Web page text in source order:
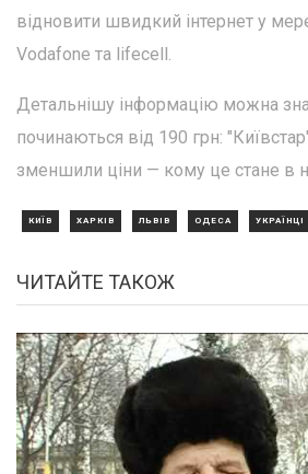
відновити швидкий інтернет у
Vodafone та lifecell.
Детальнішу інформацію можна
починаються від 190 грн:
зменшили ціни — кому це стане в
КИЇВ ХАРКІВ ЛЬВІВ ОДЕСА УКРАЇНЦІ
ЧИТАЙТЕ ТАКОЖ